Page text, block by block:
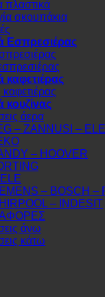
πλαστικά
σκουπάκια
Εσπρεσιέρας
καφετιέρας
κουζίνας
άερα
– ZANNUSI –
– HOOVER
– BOSCH –
– INDESIT
άνω
κάτω